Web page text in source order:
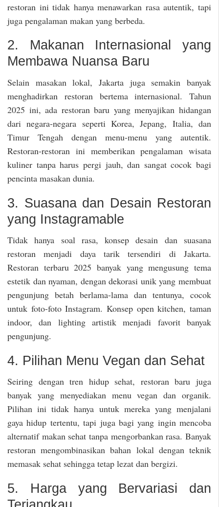
restoran ini tidak hanya menawarkan rasa autentik, tapi
juga pengalaman makan yang berbeda.
2. Makanan Internasional yang
Membawa Nuansa Baru
Selain masakan lokal, Jakarta juga semakin banyak
menghadirkan restoran bertema internasional. Tahun
2025 ini, ada restoran baru yang menyajikan hidangan
dari negara-negara seperti Korea, Jepang, Italia, dan
Timur Tengah dengan menu-menu yang autentik.
Restoran-restoran ini memberikan pengalaman wisata
kuliner tanpa harus pergi jauh, dan sangat cocok bagi
pencinta masakan dunia.
3. Suasana dan Desain Restoran
yang Instagramable
Tidak hanya soal rasa, konsep desain dan suasana
restoran menjadi daya tarik tersendiri di Jakarta.
Restoran terbaru 2025 banyak yang mengusung tema
estetik dan nyaman, dengan dekorasi unik yang membuat
pengunjung betah berlama-lama dan tentunya, cocok
untuk foto-foto Instagram. Konsep open kitchen, taman
indoor, dan lighting artistik menjadi favorit banyak
pengunjung.
4. Pilihan Menu Vegan dan Sehat
Seiring dengan tren hidup sehat, restoran baru juga
banyak yang menyediakan menu vegan dan organik.
Pilihan ini tidak hanya untuk mereka yang menjalani
gaya hidup tertentu, tapi juga bagi yang ingin mencoba
alternatif makan sehat tanpa mengorbankan rasa. Banyak
restoran mengombinasikan bahan lokal dengan teknik
memasak sehat sehingga tetap lezat dan bergizi.
5. Harga yang Bervariasi dan